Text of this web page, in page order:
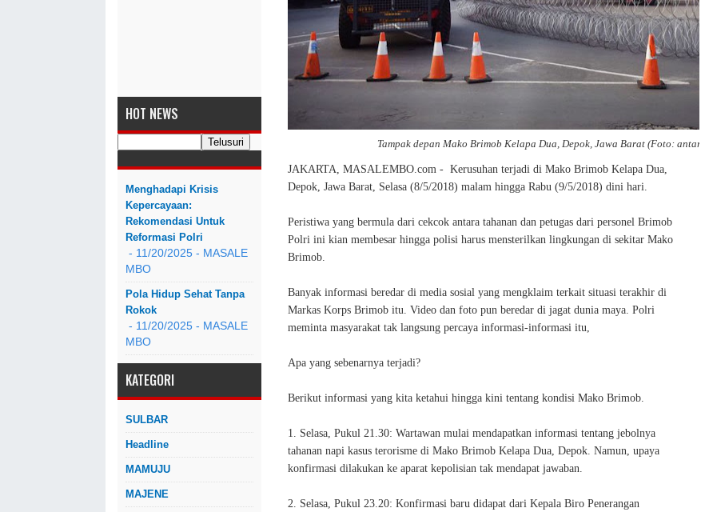
HOT NEWS
Menghadapi Krisis
Kepercayaan:
Rekomendasi Untuk
Reformasi Polri
- 11/20/2025 - MASALE
MBO
Pola Hidup Sehat Tanpa
Rokok
- 11/20/2025 - MASALE
MBO
KATEGORI
SULBAR
Headline
MAMUJU
MAJENE
Tampak depan Mako Brimob Kelapa Dua, Depok, Jawa Barat (Foto: antara)
JAKARTA, MASALEMBO.com - Kerusuhan terjadi di Mako Brimob Kelapa Dua,
Depok, Jawa Barat, Selasa (8/5/2018) malam hingga Rabu (9/5/2018) dini hari.
Peristiwa yang bermula dari cekcok antara tahanan dan petugas dari personel Brimob
Polri ini kian membesar hingga polisi harus mensterilkan lingkungan di sekitar Mako
Brimob.
Banyak informasi beredar di media sosial yang mengklaim terkait situasi terakhir di
Markas Korps Brimob itu. Video dan foto pun beredar di jagat dunia maya. Polri
meminta masyarakat tak langsung percaya informasi-informasi itu,
Apa yang sebenarnya terjadi?
Berikut informasi yang kita ketahui hingga kini tentang kondisi Mako Brimob.
1. Selasa, Pukul 21.30: Wartawan mulai mendapatkan informasi tentang jebolnya
tahanan napi kasus terorisme di Mako Brimob Kelapa Dua, Depok. Namun, upaya
konfirmasi dilakukan ke aparat kepolisian tak mendapat jawaban.
2. Selasa, Pukul 23.20: Konfirmasi baru didapat dari Kepala Biro Penerangan